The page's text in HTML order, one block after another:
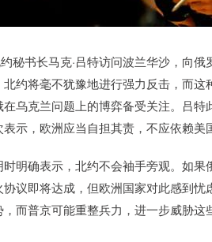
秘书长马克·吕特访问波兰华沙，向
约将毫不犹豫地进行强力反击，而
乌克兰问题上的博弈备受关注。吕
示，欧洲应当自担其责，不应依赖美
明确表示，北约不会袖手旁观。如
议即将达成，但欧洲国家对此感到
而普京可能重整兵力，进一步威胁这
200.89 1.42%